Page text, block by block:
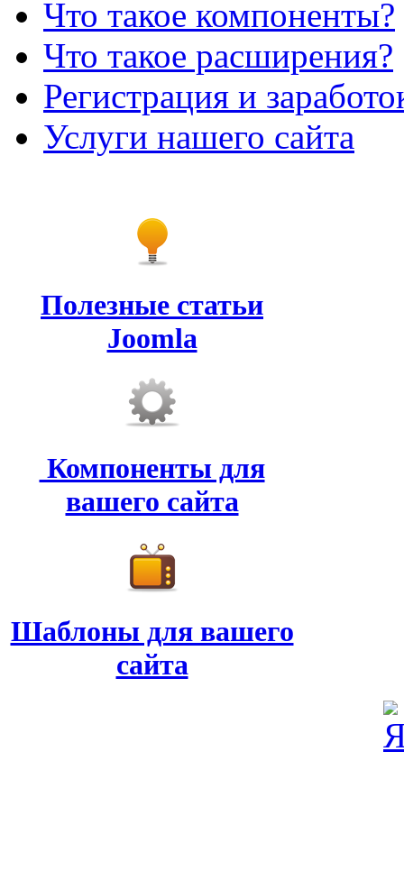
Что такое компоненты?
Что такое расширения?
Регистрация и
Услуги нашего сайта
Полезные статьи
Joomla
Компоненты для
вашего сайта
Шаблоны для вашего
сайта